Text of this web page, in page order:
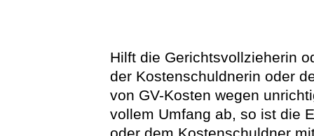
Hilft die Gerichtsvollzieherin
der Kostenschuldnerin oder
von GV-Kosten wegen
vollem Umfang ab, so ist die
oder dem Kostenschuldner